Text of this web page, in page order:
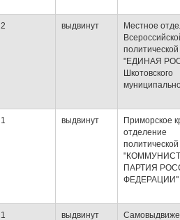
2 выдвинут
Местное
"ЕДИНАЯ
Шкотовского
1 выдвинут
Приморское
отделение
ПАРТИЯ
ФЕДЕРАЦИИ"
1 выдвинут